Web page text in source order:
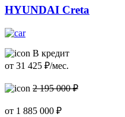
HYUNDAI Creta
В кредит
от 31 425 ₽/мес.
2 195 000 ₽
от 1 885 000 ₽